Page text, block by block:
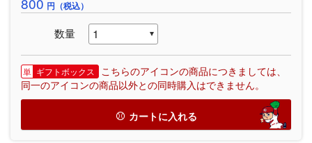
円（税込）
数量
ギフトボックス
こちらのアイコンの商品につきましては、
同一のアイコンの商品以外との同時購入はできません。
カートに入れる